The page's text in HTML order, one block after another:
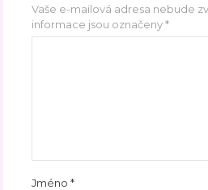
Vaše e-mailová adresa nebude
informace jsou označeny*
Jméno*